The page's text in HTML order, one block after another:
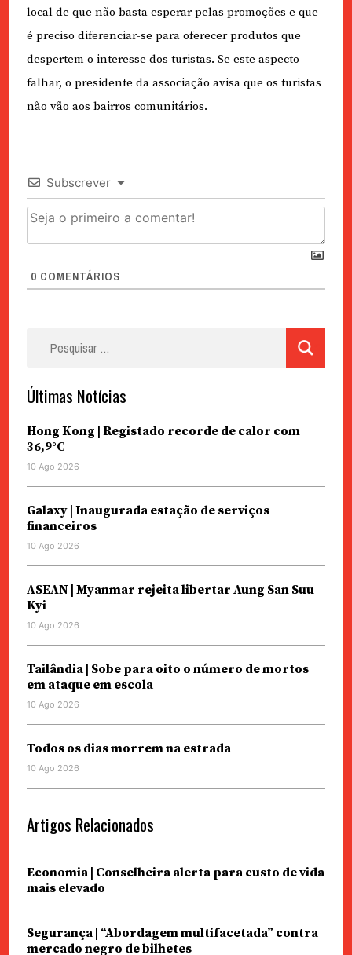
local de que não basta esperar pelas promoções e que
é preciso diferenciar-se para oferecer produtos que
despertem o interesse dos turistas. Se este aspecto
falhar, o presidente da associação avisa que os turistas
não vão aos bairros comunitários.
Subscrever
0 COMENTÁRIOS
Últimas Notícias
Hong Kong | Registado recorde de calor com
36,9°C
10 Ago 2026
Galaxy | Inaugurada estação de serviços
financeiros
10 Ago 2026
ASEAN | Myanmar rejeita libertar Aung San Suu
Kyi
10 Ago 2026
Tailândia | Sobe para oito o número de mortos
em ataque em escola
10 Ago 2026
Todos os dias morrem na estrada
10 Ago 2026
Artigos Relacionados
Economia | Conselheira alerta para custo de vida
mais elevado
Segurança | “Abordagem multifacetada” contra
mercado negro de bilhetes